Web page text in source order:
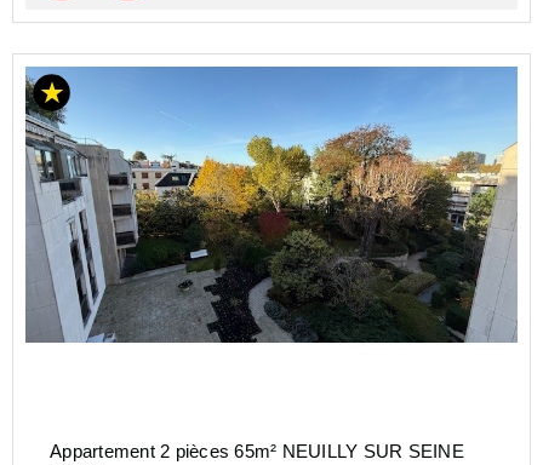
Appartement 2 pièces 65m² NEUILLY SUR SEINE